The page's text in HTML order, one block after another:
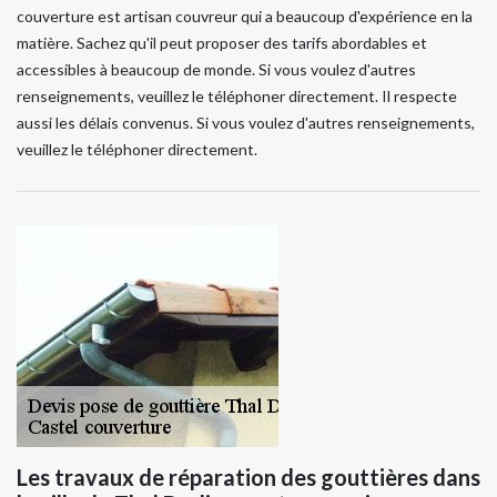
couverture est artisan couvreur qui a beaucoup d'expérience en la
matière. Sachez qu'il peut proposer des tarifs abordables et
accessibles à beaucoup de monde. Si vous voulez d'autres
renseignements, veuillez le téléphoner directement. Il respecte
aussi les délais convenus. Si vous voulez d'autres renseignements,
veuillez le téléphoner directement.
Les travaux de réparation des gouttières dans